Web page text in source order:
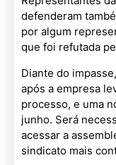
defenderam
por algum
que foi refutada
Diante do
após a empresa
processo, e uma
junho. Será
acessar a
sindicato mais